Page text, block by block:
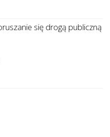
się drogą publiczną